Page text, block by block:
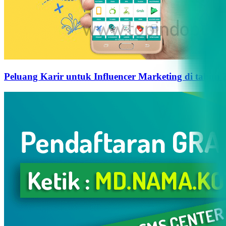
Peluang Karir untuk Influencer Marketing di tahun